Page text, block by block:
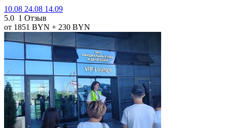
10.08 24.08 14.09
5.0 1 Отзыв
от 1851 BYN + 230 BYN